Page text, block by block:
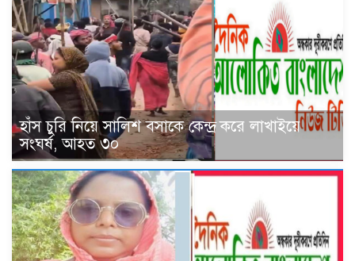
হাঁস চুরি নিয়ে সালিশ বসাকে কেন্দ্র করে লাখাইয়ে
সংঘর্ষ, আহত ৩০